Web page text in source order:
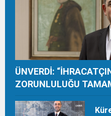
ÜNVERDİ:
ZORUNLULUĞU